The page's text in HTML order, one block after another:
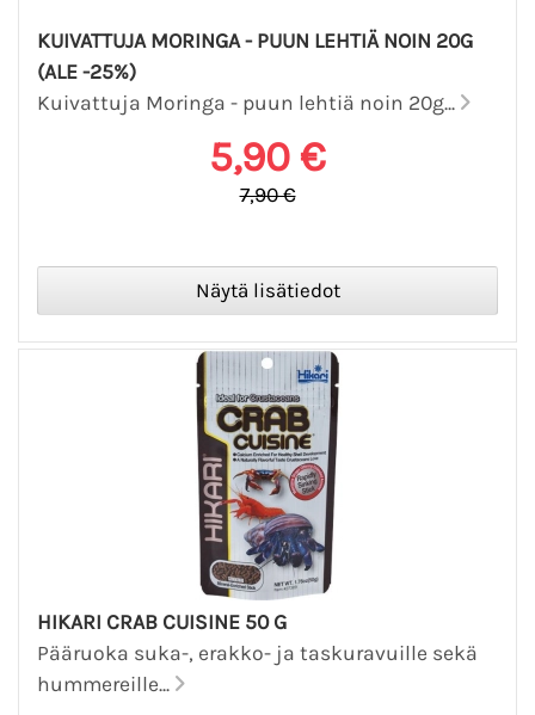
KUIVATTUJA MORINGA - PUUN LEHTIÄ NOIN 20G
(ALE -25%)
Kuivattuja Moringa - puun lehtiä noin 20g...
5,90 €
7,90 €
HIKARI CRAB CUISINE 50 G
Pääruoka suka-, erakko- ja taskuravuille sekä
hummereille...